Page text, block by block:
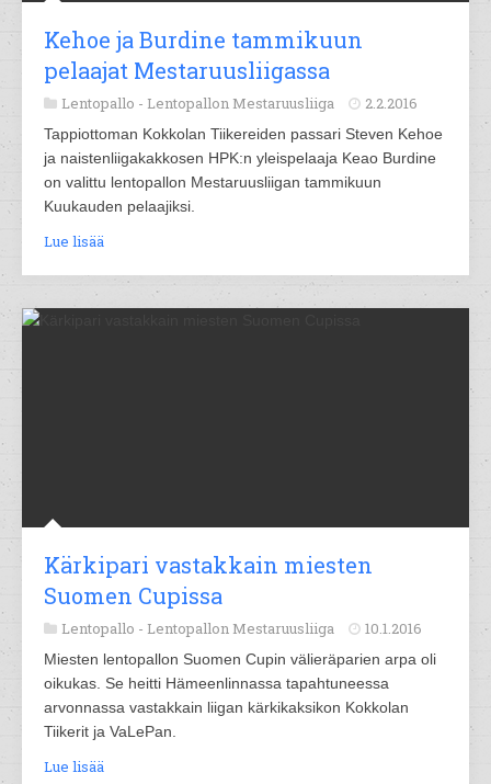
Kehoe ja Burdine tammikuun
pelaajat Mestaruusliigassa
Lentopallo - Lentopallon Mestaruusliiga 2.2.2016
Tappiottoman Kokkolan Tiikereiden passari Steven Kehoe
ja naistenliigakakkosen HPK:n yleispelaaja Keao Burdine
on valittu lentopallon Mestaruusliigan tammikuun
Kuukauden pelaajiksi.
Lue lisää
Kärkipari vastakkain miesten
Suomen Cupissa
Lentopallo - Lentopallon Mestaruusliiga 10.1.2016
Miesten lentopallon Suomen Cupin välieräparien arpa oli
oikukas. Se heitti Hämeenlinnassa tapahtuneessa
arvonnassa vastakkain liigan kärkikaksikon Kokkolan
Tiikerit ja VaLePan.
Lue lisää